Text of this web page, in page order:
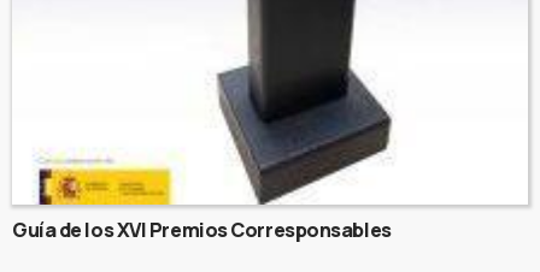
Guía de los XVI Premios Corresponsables